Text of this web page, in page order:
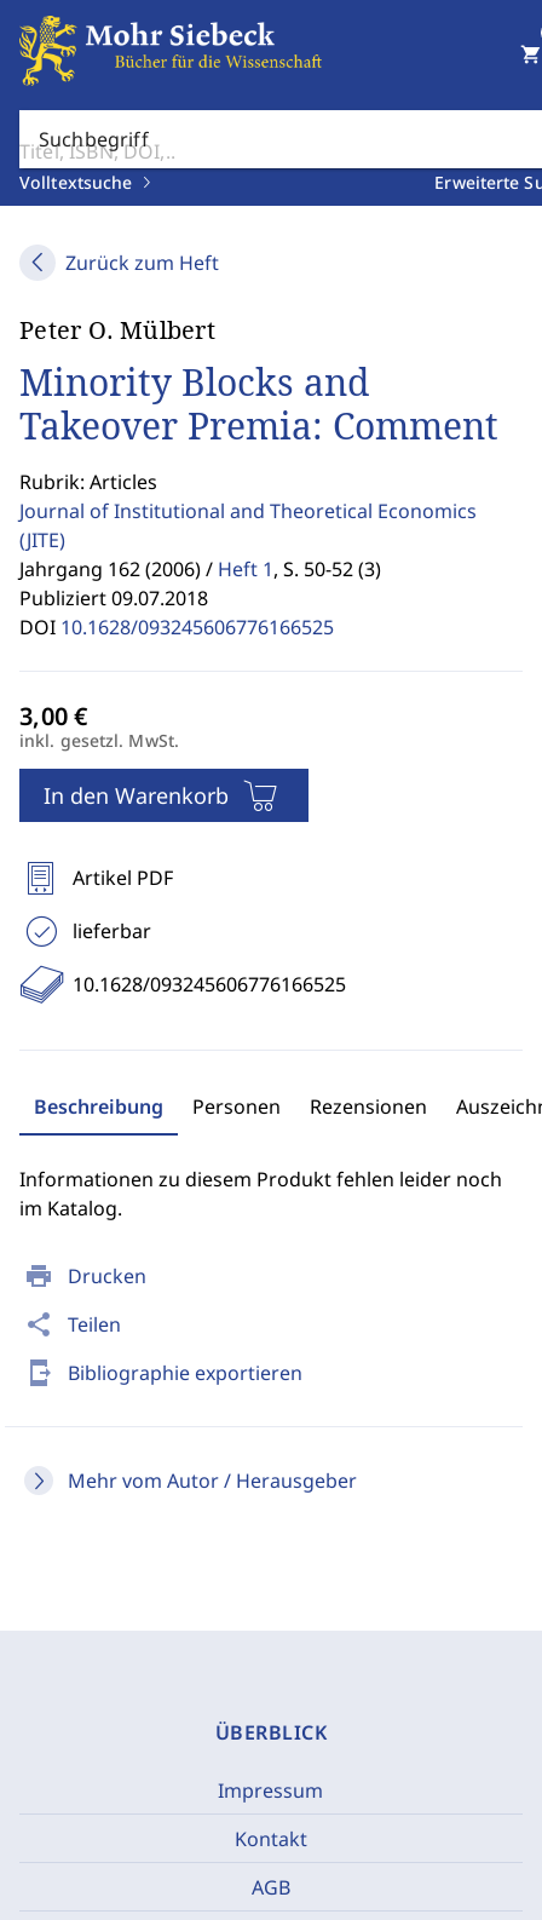
Suchbegriff
Volltextsuche Erweiterte
shopping_cart
Zurück zum Heft
print Drucken
share Teilen
send_to_mobile Bibliographie exportieren
Mehr vom Autor / Herausgeber
Peter O. Mülbert
Minority Blocks and
Takeover Premia: Comment
Rubrik: Articles
Journal of Institutional and Theoretical Economics
(JITE)
Jahrgang 162 (2006) / Heft 1, S. 50-52 (3)
Publiziert 09.07.2018
DOI 10.1628/093245606776166525
inkl. gesetzl. MwSt.
In den Warenkorb
Artikel PDF
lieferbar
10.1628/093245606776166525
Beschreibung Personen Rezensionen
Informationen zu diesem Produkt fehlen leider noch
im Katalog.
ÜBERBLICK
Impressum
Kontakt
AGB